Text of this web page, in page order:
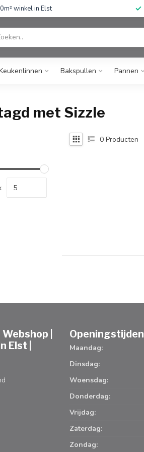
winkel in Elst
Bakspullen Pannen
met Sizzle
0 Producten
|
Elst |
Openingstijden
Maandag:
Dinsdag:
Woensdag:
Donderdag:
Vrijdag:
Zaterdag:
Zondag: